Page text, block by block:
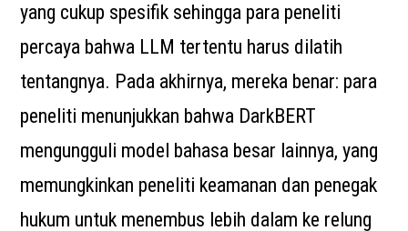
yang cukup spesifik sehingga para peneliti
percaya bahwa LLM tertentu harus dilatih
tentangnya. Pada akhirnya, mereka benar: para
peneliti menunjukkan bahwa DarkBERT
mengungguli model bahasa besar lainnya, yang
memungkinkan peneliti keamanan dan penegak
hukum untuk menembus lebih dalam ke relung